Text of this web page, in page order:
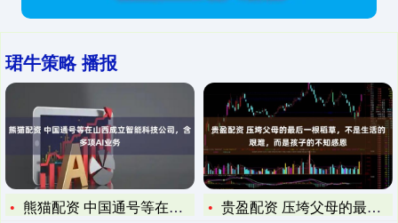
珺牛策略 播报
熊猫配资 中国通号等在山西成立智能科技公司，含多项AI业务
贵盈配资 压垮父母的最后一根稻草，不是生活的艰难，而是孩子的